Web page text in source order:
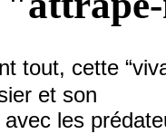
tout, cette
et son
les